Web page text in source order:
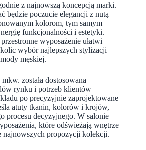
z najnowszą koncepcją marki.
będzie poczucie elegancji z nutą
kolorom, tym samym
funkcjonalności i estetyki.
wyposażenie ułatwi
wybór najlepszych stylizacji
męskiej.
została dostosowana
rynku i potrzeb klientów
po precyzyjnie zaprojektowane
atuty tkanin, kolorów i krojów,
procesu decyzyjnego. W salonie
które odświeżają wnętrze
najnowszych propozycji kolekcji.